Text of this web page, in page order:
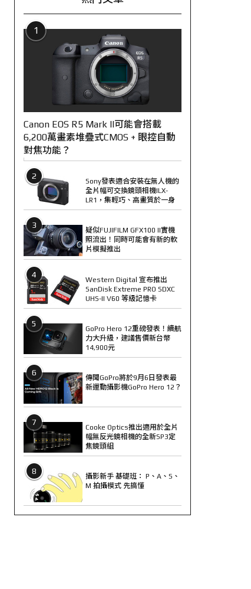
1
Canon EOS R5 Mark II可能會搭載
6,200萬畫素堆疊式CMOS + 眼控自動
對焦功能？
2
Sony發表適合安裝在無人機的
全片幅可交換鏡頭相機ILX-
LR1，集輕巧、高畫質於一身
3
疑似FUJIFILM GFX100 II實機
照流出！同時可能會有新的軟
片模擬推出
4
Western Digital 宣布推出
SanDisk Extreme PRO SDXC
UHS-II V60 等級記憶卡
5
GoPro Hero 12重磅發表！續航
力大升級，建議售價新台幣
14,900元
6
傳聞GoPro將於9月6日發表最
新運動攝影機GoPro Hero 12？
7
Cooke Optics推出適用於全片
幅無反光鏡相機的全新SP3定
焦鏡頭組
8
攝影新手 基礎班： P、A、S、
M 拍攝模式 先搞懂